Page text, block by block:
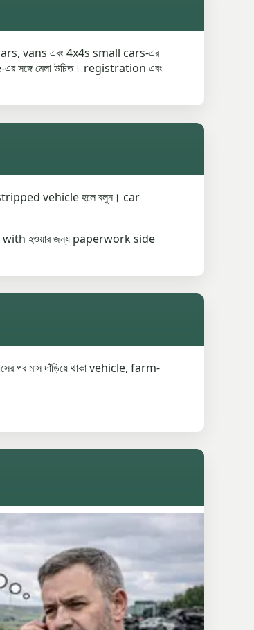
vans এবং 4x4s small cars-এর
সঙ্গে মেলা উচিত। registration এবং
vehicle হলে বলুন। car
হওয়ার জন্য paperwork side
মাস দাঁড়িয়ে থাকা vehicle, farm-